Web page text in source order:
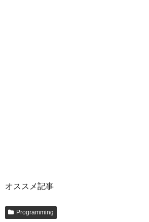
オススメ記事
Programming